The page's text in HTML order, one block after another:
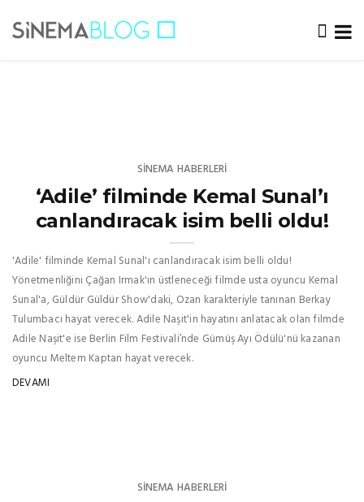
SINEMA HABERLERI
‘Adile’ filminde Kemal Sunal’ı
canlandıracak isim belli oldu!
'Adile' filminde Kemal Sunal'ı canlandıracak isim belli oldu!
Yönetmenliğini Çağan Irmak'ın üstleneceği filmde usta oyuncu Kemal
Sunal'a, Güldür Güldür Show'daki, Ozan karakteriyle tanınan Berkay
Tulumbacı hayat verecek. Adile Naşit'in hayatını anlatacak olan filmde
Adile Naşit'e ise Berlin Film Festivali’nde Gümüş Ayı Ödülü'nü kazanan
oyuncu Meltem Kaptan hayat verecek.
DEVAMI
SINEMA HABERLERI